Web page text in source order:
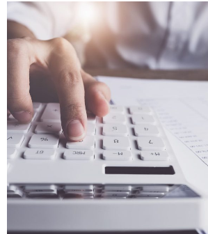
公司好處，深入探討分公司與子公司的
稅務優勢，並提供實用的操作建議與台
您做出最明智的擴張決策，讓您的事
立分公司好處：為何它是擴展事業版
分公司好處的核心價值，在於其作為
的特性。它不是一個獨立的法律實體，
分，這帶來了多方面的戰略和營運優勢
餘匯回免扣繳，大幅降低稅負成本 在眾
中，稅務優勢往往是企業主最為看重的
企業在台灣設立分公
徹底揭開 2025 年台灣商標代辦服務的
從官方規費、服務費的結構性差異入手
標代辦價格的關鍵因素，並透過最新
際案例，教您如何辨識出真正高 CP 值
務。我們的目標是幫助您做出最明智
投資，為您的品牌築起堅不可摧的法律
多少？從理解商標代辦費用的真正價值
牌價值決定市場地位的時代，一個獨特
牌標識，是企業最核心的無形資產。無
尋求轉型的老牌企業，商標註冊都是保
被惡意仿冒或搶註的唯一途徑。對於許
創業者來說，商標註冊的過程充滿了挑